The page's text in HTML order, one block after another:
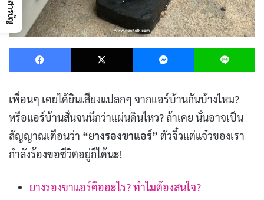
Facebook X Messenger
เพื่อนๆ เคยได้ยินเสียงแปลกๆ จากแอร์บ้านกันบ้างไหม?
หรือแอร์บ้านสั่นจนนึกว่าแผ่นดินไหว? ถ้าเคย นั่นอาจเป็น
สัญญาณเตือนว่า “ยางรองขาแอร์” ตัวจิ๋วแต่แจ๋วของเรา
กำลังร้องขอชีวิตอยู่ก็ได้นะ!
ยางรองขาแอร์คืออะไร? ทำไมต้องสนใจ?